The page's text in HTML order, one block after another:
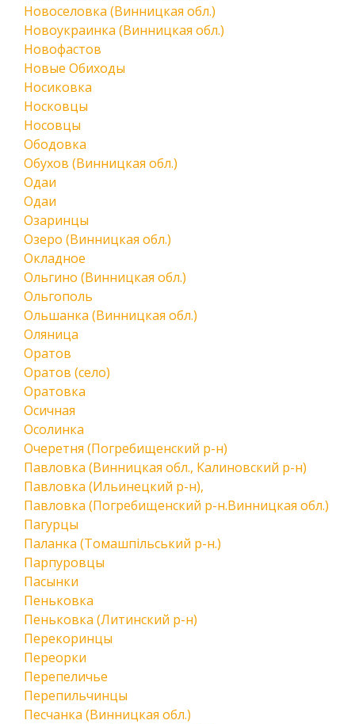
Новоселовка (Винницкая обл.)
Новоукраинка (Винницкая обл.)
Новофастов
Новые Обиходы
Носиковка
Носковцы
Носовцы
Ободовка
Обухов (Винницкая обл.)
Одаи
Одаи
Озаринцы
Озеро (Винницкая обл.)
Окладное
Ольгино (Винницкая обл.)
Ольгополь
Ольшанка (Винницкая обл.)
Оляница
Оратов
Оратов (село)
Оратовка
Осичная
Осолинка
Очеретня (Погребищенский р-н)
Павловка (Винницкая обл., Калиновский р-н)
Павловка (Ильинецкий р-н),
Павловка (Погребищенский р-н.Винницкая обл.)
Пагурцы
Паланка (Томашпільський р-н.)
Парпуровцы
Пасынки
Пеньковка
Пеньковка (Литинский р-н)
Перекоринцы
Переорки
Перепеличье
Перепильчинцы
Песчанка (Винницкая обл.)